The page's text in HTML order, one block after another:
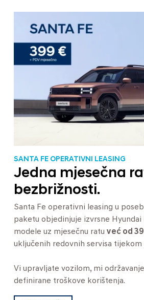
SANTA FE OPERATIVNI LEASING
Jedna mjesečna
bezbrižnosti.
Santa Fe operativni leasing u
paketu objedinjuje izvrsne Hyundai
modele uz mjesečnu ratu već od
uključenih redovnih servisa tijekom
Vi upravljate vozilom, mi
definirane troškove korištenja.